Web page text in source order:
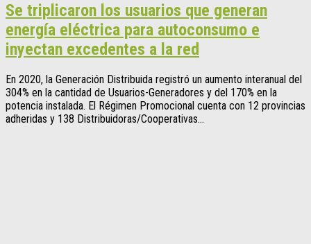
Se triplicaron los usuarios que generan
energía eléctrica para autoconsumo e
inyectan excedentes a la red
En 2020, la Generación Distribuida registró un aumento interanual del
304% en la cantidad de Usuarios-Generadores y del 170% en la
potencia instalada. El Régimen Promocional cuenta con 12 provincias
adheridas y 138 Distribuidoras/Cooperativas...